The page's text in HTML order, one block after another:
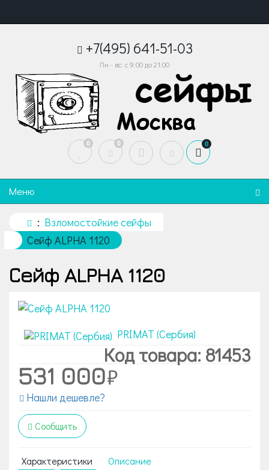
+7(495) 641-51-03
Пн - вс: с 9:00 до 21:00
0 0 0
Меню
Взломостойкие сейфы
Сейф ALPHA 1120
Сейф ALPHA 1120
PRIMAT (Сербия)
Код товара: 81453
531 000
Нашли дешевле?
Сообщить
Характеристики Описание